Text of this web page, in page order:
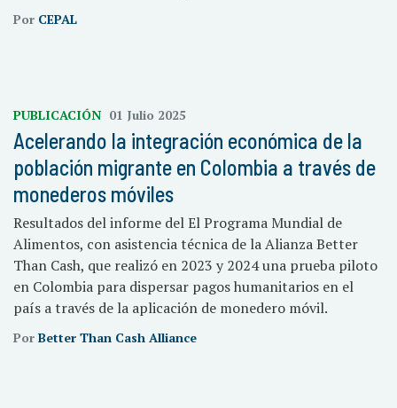
Por CEPAL
PUBLICACIÓN 01 Julio 2025
Acelerando la integración económica de la
población migrante en Colombia a través de
monederos móviles
Resultados del informe del El Programa Mundial de
Alimentos, con asistencia técnica de la Alianza Better
Than Cash, que realizó en 2023 y 2024 una prueba piloto
en Colombia para dispersar pagos humanitarios en el
país a través de la aplicación de monedero móvil.
Por Better Than Cash Alliance